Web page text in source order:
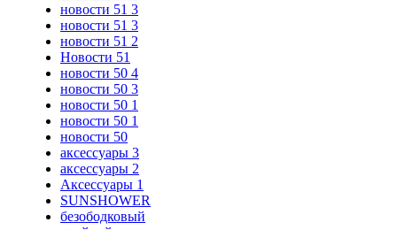
новости 51 3
новости 51 3
новости 51 2
Новости 51
новости 50 4
новости 50 3
новости 50 1
новости 50 1
новости 50
аксессуары 3
аксессуары 2
Аксессуары 1
SUNSHOWER
безободковый